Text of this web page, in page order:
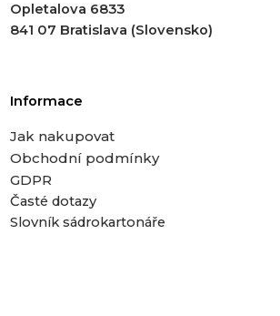
Opletalova 6833
841 07 Bratislava (Slovensko)
Informace
Jak nakupovat
Obchodní podmínky
GDPR
Časté dotazy
Slovník sádrokartonáře